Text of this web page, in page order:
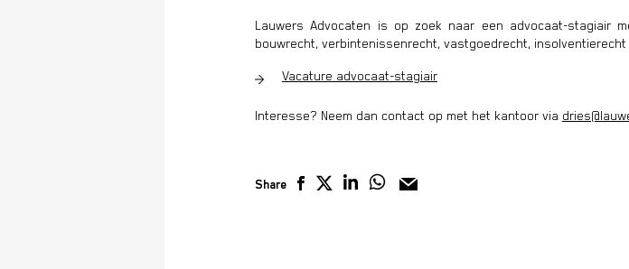
Lauwers Advocaten is op zoek naar een advocaat-stagiair
bouwrecht, verbintenissenrecht, vastgoedrecht,
Vacature advocaat-stagiair
Interesse? Neem dan contact op met het kantoor via
Share